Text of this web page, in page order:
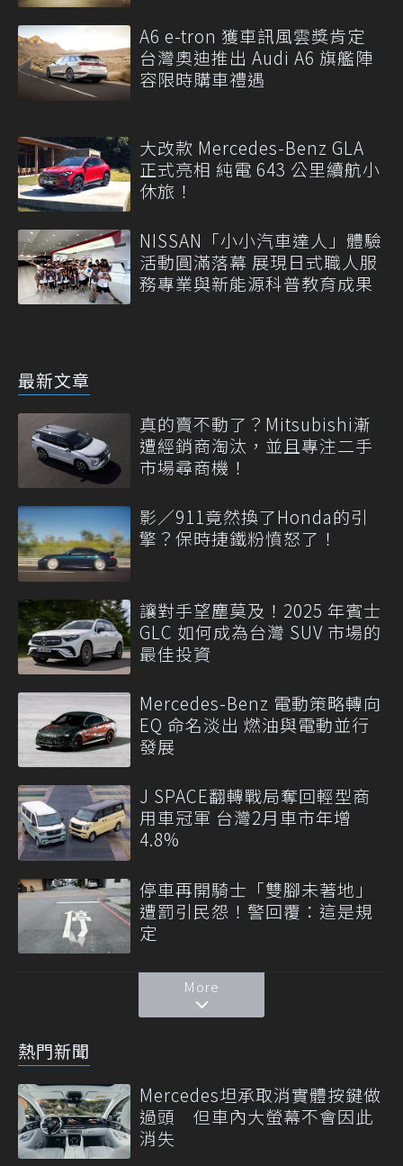
A6 e-tron 獲車訊風雲獎肯定
台灣奧迪推出 Audi A6 旗艦陣
容限時購車禮遇
大改款 Mercedes-Benz GLA
正式亮相 純電 643 公里續航小
休旅！
NISSAN「小小汽車達人」體驗
活動圓滿落幕 展現日式職人服
務專業與新能源科普教育成果
最新文章
真的賣不動了？Mitsubishi漸
遭經銷商淘汰，並且專注二手
市場尋商機！
影／911竟然換了Honda的引
擎？保時捷鐵粉憤怒了！
讓對手望塵莫及！2025 年賓士
GLC 如何成為台灣 SUV 市場的
最佳投資
Mercedes-Benz 電動策略轉向
EQ 命名淡出 燃油與電動並行
發展
J SPACE翻轉戰局奪回輕型商
用車冠軍 台灣2月車市年增
4.8%
停車再開騎士「雙腳未著地」
遭罰引民怨！警回覆：這是規
定
More
熱門新聞
Mercedes坦承取消實體按鍵做
過頭 但車內大螢幕不會因此
消失